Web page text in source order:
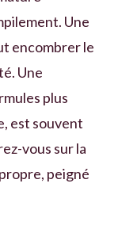
Une
encombrer le
Une
plus
est souvent
vous sur la
peigné